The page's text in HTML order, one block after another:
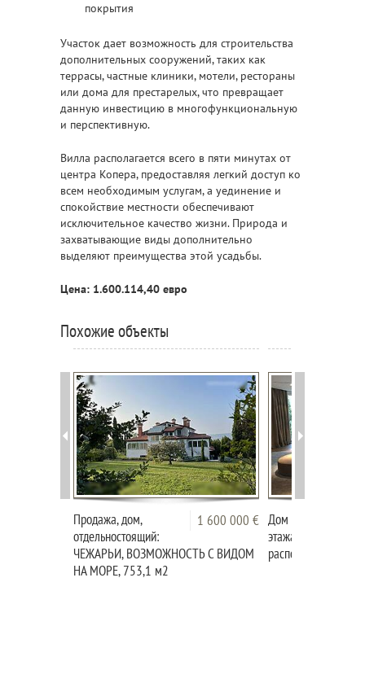
покрытия
Участок дает возможность для строительства
дополнительных сооружений, таких как
террасы, частные клиники, мотели, рестораны
или дома для престарелых, что превращает
данную инвестицию в многофункциональную
и перспективную. ️
Вилла располагается всего в пяти минутах от
центра Копера, предоставляя легкий доступ ко
всем необходимым услугам, а уединение и
спокойствие местности обеспечивают
исключительное качество жизни. Природа и
захватывающие виды дополнительно
выделяют преимущества этой усадьбы.
Цена: 1.600.114,40 евро
Похожие объекты
1 600 000 €
Продажа, дом,
отдельностоящий:
ЧЕЖАРЬИ, ВОЗМОЖНОСТЬ С ВИДОМ
НА МОРЕ, 753,1 м2
Дом с двумя
этажами,
расположенный в